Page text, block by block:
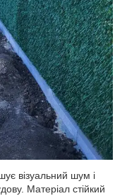
візуальний шум і
Матеріал стійкий